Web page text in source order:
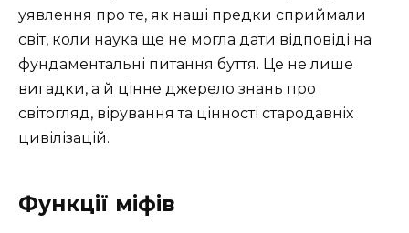
уявлення про те, як наші предки сприймали
світ, коли наука ще не могла дати відповіді на
фундаментальні питання буття. Це не лише
вигадки, а й цінне джерело знань про
світогляд, вірування та цінності стародавніх
цивілізацій.
Функції міфів